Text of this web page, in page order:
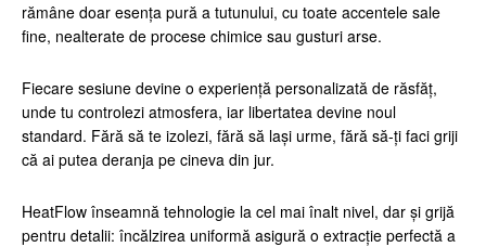
rămâne doar esența pură a tutunului, cu toate accentele sale
fine, nealterate de procese chimice sau gusturi arse.
Fiecare sesiune devine o experiență personalizată de răsfăț,
unde tu controlezi atmosfera, iar libertatea devine noul
standard. Fără să te izolezi, fără să lași urme, fără să-ți faci griji
că ai putea deranja pe cineva din jur.
HeatFlow înseamnă tehnologie la cel mai înalt nivel, dar și grijă
pentru detalii: încălzirea uniformă asigură o extracție perfectă a